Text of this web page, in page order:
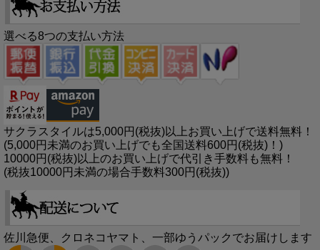
選べる8つの支払い方法
サクラスタイルは5,000円(税抜)以上お買い上げで送料無料！
(5,000円未満のお買い上げでも全国送料600円(税抜)！)
10000円(税抜)以上のお買い上げで代引き手数料も無料！
(税抜10000円未満の場合手数料300円(税抜))
佐川急便、クロネコヤマト、一部ゆうパックでお届けします